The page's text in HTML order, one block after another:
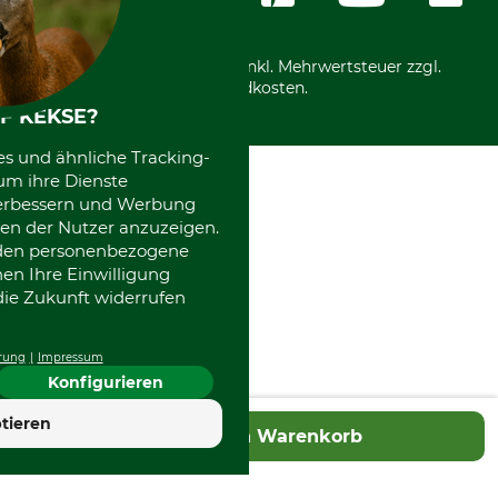
In den Warenkorb
International
*Alle Preise in Euro und inkl. Mehrwertsteuer zzgl.
Versandkosten.
KEKSE?
und ähnliche Tracking-
ihre Dienste
und Werbung
der Nutzer anzuzeigen.
personenbezogene
Ihre Einwilligung
Zukunft widerrufen
Impressum
Konfigurieren